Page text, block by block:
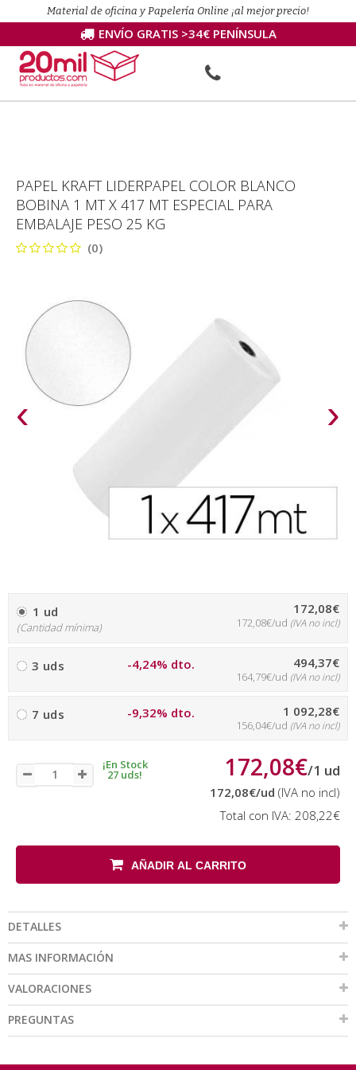
Material de oficina y Papelería Online ¡al mejor precio!
ENVÍO GRATIS >34€ PENÍNSULA
PAPEL KRAFT LIDERPAPEL COLOR BLANCO
BOBINA 1 MT X 417 MT ESPECIAL PARA
EMBALAJE PESO 25 KG
(0)
‹ ›
1 ud
(Cantidad mínima)
172,08€
172,08€/ud (IVA no incl)
3 uds -4,24% dto. 494,37€
164,79€/ud (IVA no incl)
7 uds -9,32% dto. 1 092,28€
156,04€/ud (IVA no incl)
¡En Stock
27 uds! 172,08€/1 ud
172,08€/ud (IVA no incl)
Total con IVA: 208,22€
AÑADIR AL CARRITO
DETALLES
MAS INFORMACIÓN
VALORACIONES
PREGUNTAS